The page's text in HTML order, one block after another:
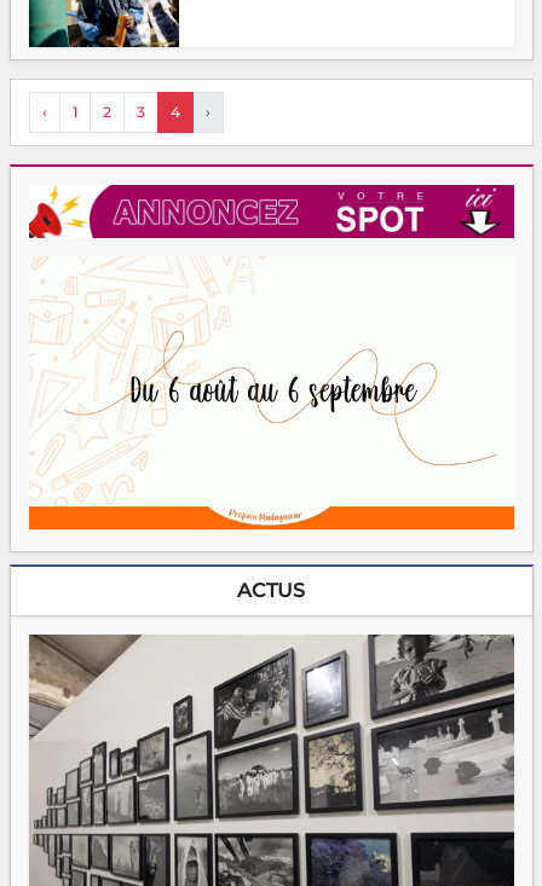
‹ 1 2 3 4 ›
ACTUS